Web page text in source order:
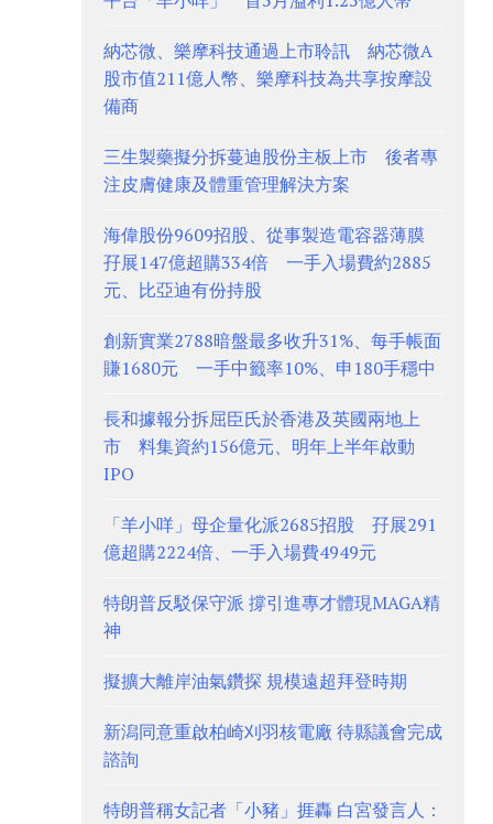
納芯微、樂摩科技通過上市聆訊 納芯微A
股市值211億人幣、樂摩科技為共享按摩設
備商
三生製藥擬分拆蔓迪股份主板上市 後者專
注皮膚健康及體重管理解決方案
海偉股份9609招股、從事製造電容器薄膜
孖展147億超購334倍 一手入場費約2885
元、比亞迪有份持股
創新實業2788暗盤最多收升31%、每手帳面
賺1680元 一手中籤率10%、申180手穩中
長和據報分拆屈臣氏於香港及英國兩地上
市 料集資約156億元、明年上半年啟動
IPO
「羊小咩」母企量化派2685招股 孖展291
億超購2224倍、一手入場費4949元
特朗普反駁保守派 撐引進專才體現MAGA精
神
擬擴大離岸油氣鑽探 規模遠超拜登時期
新潟同意重啟柏崎刈羽核電廠 待縣議會完成
諮詢
特朗普稱女記者「小豬」捱轟 白宮發言人：